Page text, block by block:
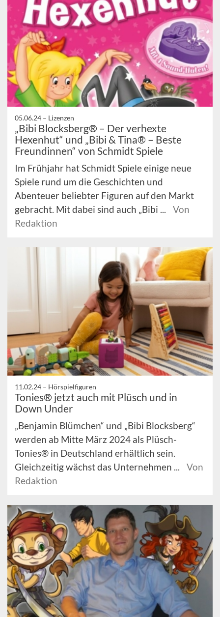
05.06.24 – Lizenzen
„Bibi Blocksberg® – Der verhexte
Hexenhut“ und „Bibi & Tina® – Beste
Freundinnen“ von Schmidt Spiele
Im Frühjahr hat Schmidt Spiele einige neue
Spiele rund um die Geschichten und
Abenteuer beliebter Figuren auf den Markt
gebracht. Mit dabei sind auch „Bibi ...
Von
Redaktion
11.02.24 – Hörspielfiguren
Tonies® jetzt auch mit Plüsch und in
Down Under
„Benjamin Blümchen“ und „Bibi Blocksberg“
werden ab Mitte März 2024 als Plüsch-
Tonies® in Deutschland erhältlich sein.
Gleichzeitig wächst das Unternehmen ...
Von
Redaktion